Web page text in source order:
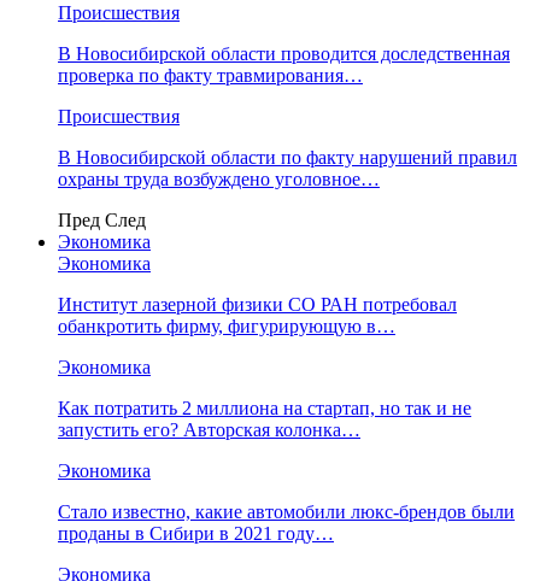
Происшествия
В Новосибирской области проводится доследственная
проверка по факту травмирования…
Происшествия
В Новосибирской области по факту нарушений правил
охраны труда возбуждено уголовное…
Пред След
Экономика
Экономика
Институт лазерной физики СО РАН потребовал
обанкротить фирму, фигурирующую в…
Экономика
Как потратить 2 миллиона на стартап, но так и не
запустить его? Авторская колонка…
Экономика
Стало известно, какие автомобили люкс-брендов были
проданы в Сибири в 2021 году…
Экономика